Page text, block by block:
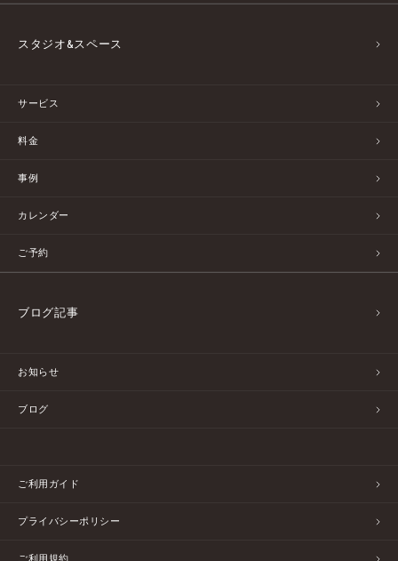
スタジオ&スペース
サービス
料金
事例
カレンダー
ご予約
ブログ記事
お知らせ
ブログ
ご利用ガイド
プライバシーポリシー